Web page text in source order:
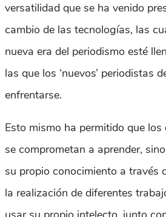
versatilidad que se ha venido
cambio de las tecnologías, las
nueva era del periodismo esté
las que los ‘nuevos’ periodistas
enfrentarse.
Esto mismo ha permitido que
se comprometan a aprender,
su propio conocimiento a través
la realización de diferentes